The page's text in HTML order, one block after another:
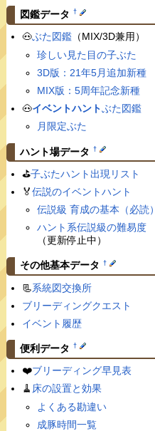
図鑑データ †
🐽ぶた図鑑（MIX/3D兼用）
珍しい見た目の子ぶた
3D版：21年5月追加新種
MIX版：5周年記念新種
🐽イベントハントぶた図鑑
月限定ぶた
ハント場データ †
⛳️子ぶたハント出現リスト
🏅伝説のイベントハント
伝説級 育成の基本（必読）
ハント系伝説級の難易度
（更新停止中）
その他基本データ †
📃系統図交換所
ブリーディングクエスト
イベント履歴
便利データ †
❤️ブリーディング早見表
🧹 床の設置と効果
よくある勘違い
成豚時間一覧